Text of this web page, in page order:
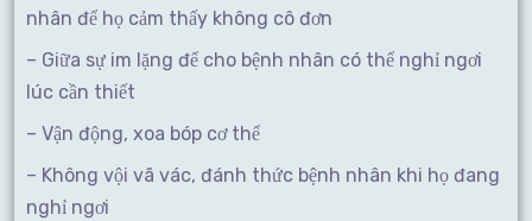
nhân để họ cảm thấy không cô đơn
– Giữa sự im lặng để cho bệnh nhân có thể nghỉ ngơi
lúc cần thiết
– Vận động, xoa bóp cơ thể
– Không vội vã vác, đánh thức bệnh nhân khi họ đang
nghỉ ngơi